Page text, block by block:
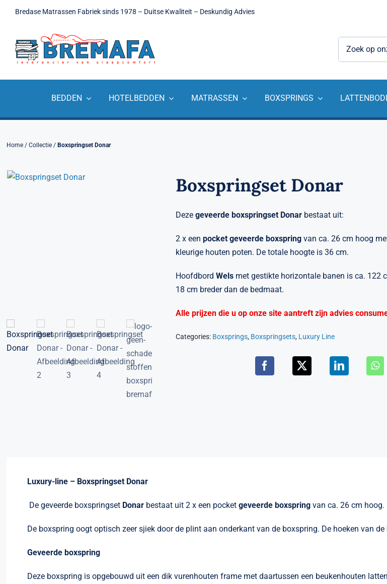
Bredase Matrassen Fabriek sinds 1978 – Duitse Kwaliteit – Deskundig Advies
BEDDEN HOTELBEDDEN MATRASSEN BOXSPRINGS
Home /Collectie / Boxspringset Donar
Boxspringset Donar
Dezegeveerde boxspringset Donar bestaat uit:
2 x een pocket geveerde boxspring van ca. 26 cm hoog
kleurige houten poten. De totale hoogte is 36 cm.
HoofdbordWels met gestikte horizontale banen is ca. 122
18 cm breder dan de bedmaat.
Alle prijzen die u op onze site aantreft zijn advies
Categories: Boxsprings, Boxspringsets, Luxury Line
Luxury-line – Boxspringset Donar
De geveerde boxspringset Donar bestaat uit 2 x een pocketgeveerde boxspring van ca. 26 cm hoog.
De boxspring oogt optisch zeer sjiek door de plint aan onderkant van de boxspring. De hoeken van
Geveerde boxspring
Deze boxspring is opgebouwd uit een dik vurenhouten frame met daartussen een beukenhouten